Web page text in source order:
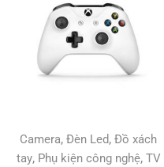
Camera, Đèn Led, Đồ xách
tay, Phụ kiện công nghệ, TV